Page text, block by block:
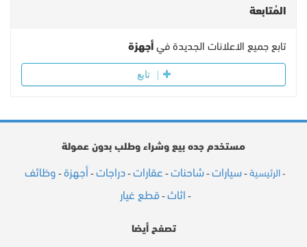
المُتابعة
تابع جميع الاعلانات الجديدة في أجهزة
تابع
مستخدم جده بيع وشراء وطلب بدون عمولة
- الرئيسية - سيارات - شاحنات - عقارات - دراجات - أجهزة - وظائف
- اثاث -قطع غيار
تصفح أيضا